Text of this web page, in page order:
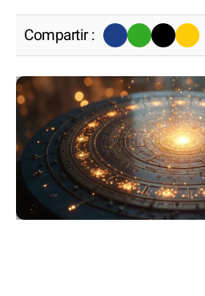
Compartir :